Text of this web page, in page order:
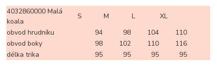
4032860000 Malá
koala
S M L
XL
obvod hrudníku
94 98 104
110
obvod boky
98 102 110
116
délka trika
95 95 95 95